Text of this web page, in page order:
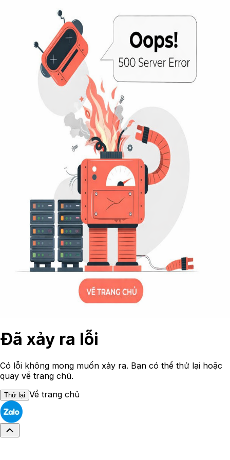
Đã xảy ra lỗi
Có lỗi không mong muốn xảy ra. Bạn có thể thử lại hoặc
quay về trang chủ.
Thử lại Về trang chủ